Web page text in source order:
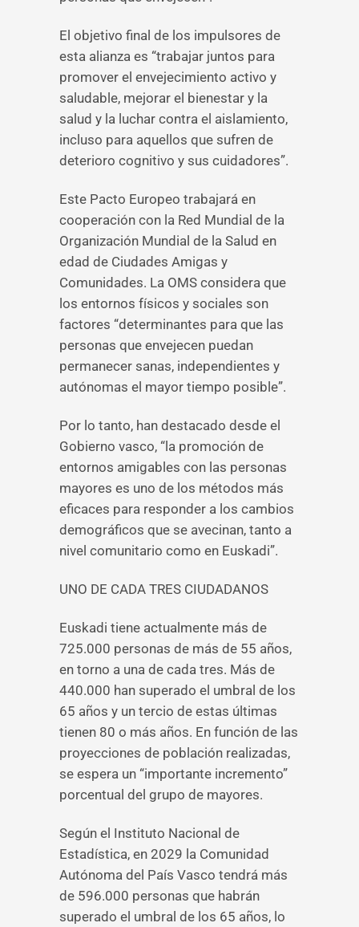
El objetivo final de los impulsores de
esta alianza es “trabajar juntos para
promover el envejecimiento activo y
saludable, mejorar el bienestar y la
salud y la luchar contra el aislamiento,
incluso para aquellos que sufren de
deterioro cognitivo y sus cuidadores”.
Este Pacto Europeo trabajará en
cooperación con la Red Mundial de la
Organización Mundial de la Salud en
edad de Ciudades Amigas y
Comunidades. La OMS considera que
los entornos físicos y sociales son
factores “determinantes para que las
personas que envejecen puedan
permanecer sanas, independientes y
autónomas el mayor tiempo posible”.
Por lo tanto, han destacado desde el
Gobierno vasco, “la promoción de
entornos amigables con las personas
mayores es uno de los métodos más
eficaces para responder a los cambios
demográficos que se avecinan, tanto a
nivel comunitario como en Euskadi”.
UNO DE CADA TRES CIUDADANOS
Euskadi tiene actualmente más de
725.000 personas de más de 55 años,
en torno a una de cada tres. Más de
440.000 han superado el umbral de los
65 años y un tercio de estas últimas
tienen 80 o más años. En función de las
proyecciones de población realizadas,
se espera un “importante incremento”
porcentual del grupo de mayores.
Según el Instituto Nacional de
Estadística, en 2029 la Comunidad
Autónoma del País Vasco tendrá más
de 596.000 personas que habrán
superado el umbral de los 65 años, lo